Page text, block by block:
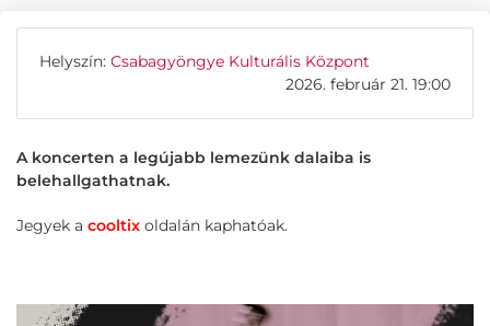
Helyszín: Csabagyöngye Kulturális Központ
2026. február 21. 19:00
A koncerten a legújabb lemezünk dalaiba is
belehallgathatnak.
Jegyek a cooltix oldalán kaphatóak.